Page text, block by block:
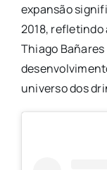
expansão
2018,
Thiago
universo dos